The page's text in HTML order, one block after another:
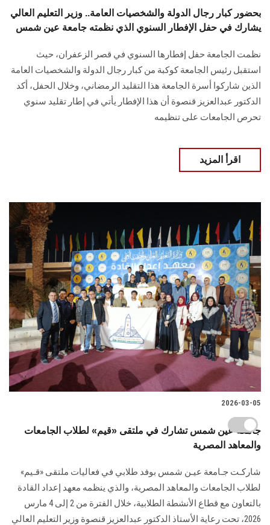
بحضور كبار رجال الدولة والشخصيات العامة.. وزير التعليم العالي
يشارك في حفل الإفطار السنوي الذي نظمته جامعة عين شمس
نظمت الجامعة حفل إفطارها السنوي في قصر الزعفران، حيث
استقبل رئيس الجامعة كوكبة من كبار رجال الدولة والشخصيات العامة
الذين شاركوا أسرة الجامعة هذا التقليد الرمضاني، وخلال الحفل، أكد
الدكتور عبدالعزيز قنصوة أن هذا الإفطار يأتي في إطار تقليد سنوي
تحرص الجامعات على تنظيمه
اقرأ المزيد
2026-03-05
جامعة عين شمس تشارك في ملتقى «قيم» لطلاب الجامعات
والمعاهد المصرية
شاركـت جـامعة عيـن شمس بوفد طلابي في فعاليات ملتقى «قـيم»
لطلاب الجامعات والمعاهد المصرية، والذي ينظمه معهد إعداد القادة
بالتعاون مع قطاع الأنشطة الطلابية، خلال الفترة من 2 إلى 4 مارس
2026، تحت رعاية الأستاذ الدكتور عبدالعزيز قنصوة وزير التعليم العالي